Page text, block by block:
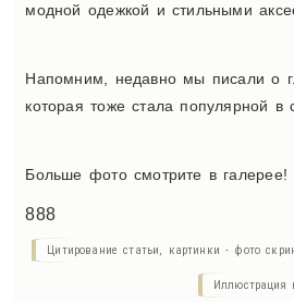
модной одежкой и стильными
Напомним, недавно мы писали о
которая тоже стала популярной в
Больше фото смотрите в галерее!
888
Цитирование статьи, картинки - фото
Иллюстрация